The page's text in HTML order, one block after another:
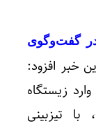
گفت‌وگوی
خبر افزود:
زیستگاه
تیزبینی